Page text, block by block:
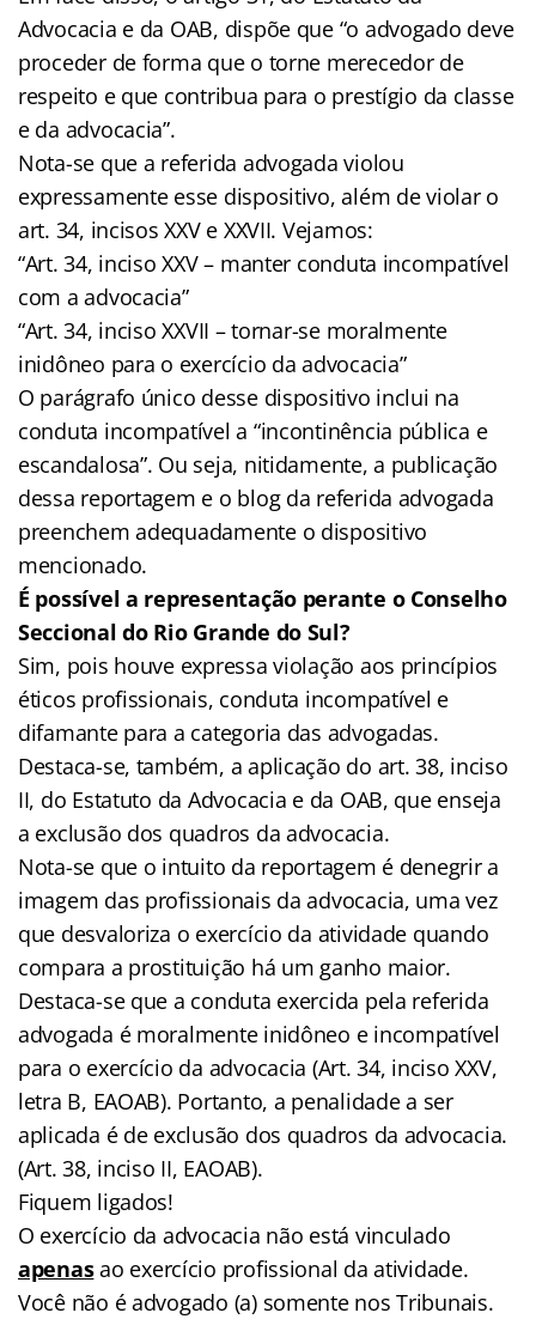
Advocacia e da OAB, dispõe que “o advogado deve
proceder de forma que o torne merecedor de
respeito e que contribua para o prestígio da classe
e da advocacia”.
Nota-se que a referida advogada violou
expressamente esse dispositivo, além de violar o
art. 34, incisos XXV e XXVII. Vejamos:
“Art. 34, inciso XXV – manter conduta incompatível
com a advocacia”
“Art. 34, inciso XXVII – tornar-se moralmente
inidôneo para o exercício da advocacia”
O parágrafo único desse dispositivo inclui na
conduta incompatível a “incontinência pública e
escandalosa”. Ou seja, nitidamente, a publicação
dessa reportagem e o blog da referida advogada
preenchem adequadamente o dispositivo
mencionado.
É possível a representação perante o Conselho
Seccional do Rio Grande do Sul?
Sim, pois houve expressa violação aos princípios
éticos profissionais, conduta incompatível e
difamante para a categoria das advogadas.
Destaca-se, também, a aplicação do art. 38, inciso
II, do Estatuto da Advocacia e da OAB, que enseja
a exclusão dos quadros da advocacia.
Nota-se que o intuito da reportagem é denegrir a
imagem das profissionais da advocacia, uma vez
que desvaloriza o exercício da atividade quando
compara a prostituição há um ganho maior.
Destaca-se que a conduta exercida pela referida
advogada é moralmente inidôneo e incompatível
para o exercício da advocacia (Art. 34, inciso XXV,
letra B, EAOAB). Portanto, a penalidade a ser
aplicada é de exclusão dos quadros da advocacia.
(Art. 38, inciso II, EAOAB).
Fiquem ligados!
O exercício da advocacia não está vinculado
apenasao exercício profissional da atividade.
Você não é advogado (a) somente nos Tribunais.